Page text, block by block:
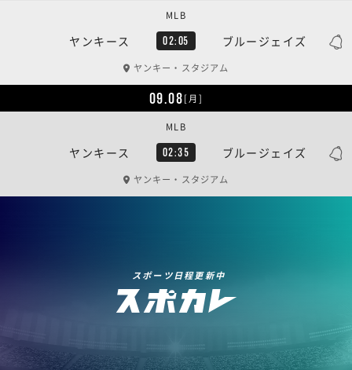
ヤンキース 02:05 ブルージェイズ
MLB
ヤンキー・スタジアム
09.08[月]
ヤンキース 02:35 ブルージェイズ
MLB
ヤンキー・スタジアム
スポーツ日程更新中